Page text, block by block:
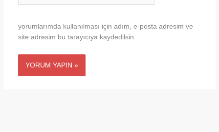
yorumlarımda kullanılması için adım, e-posta adresim ve
site adresim bu tarayıcıya kaydedilsin.